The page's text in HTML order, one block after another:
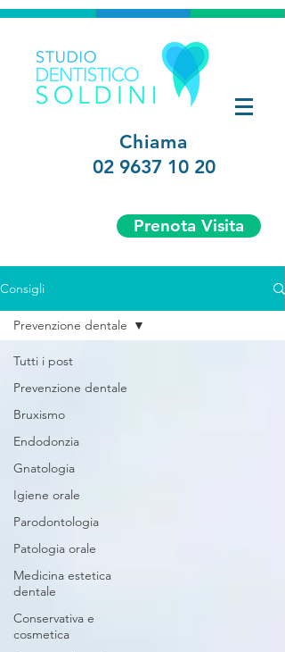
Chiama
02 9637 10 20
Prenota Visita
Consigli
Tutti i post
Prevenzione dentale
Bruxismo
Endodonzia
Gnatologia
Igiene orale
Parodontologia
Patologia orale
Medicina estetica
dentale
Conservativa e
cosmetica
Prevenzione dentale